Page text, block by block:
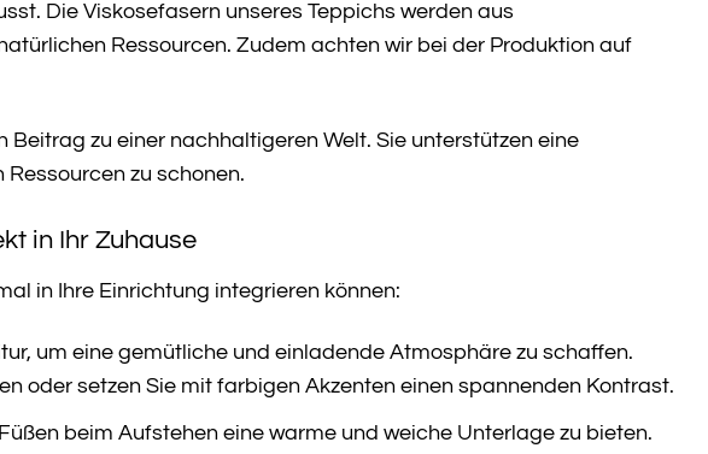
Die Viskosefasern unseres Teppichs werden aus
Ressourcen. Zudem achten wir bei der Produktion auf
Beitrag zu einer nachhaltigeren Welt. Sie unterstützen eine
zu schonen.
in Ihr Zuhause
in Ihre Einrichtung integrieren können:
um eine gemütliche und einladende Atmosphäre zu schaffen.
oder setzen Sie mit farbigen Akzenten einen spannenden Kontrast.
beim Aufstehen eine warme und weiche Unterlage zu bieten.